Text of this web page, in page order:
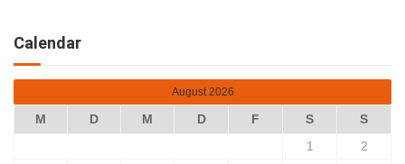
Calendar
August 2026
M D M D F S
S
1
2